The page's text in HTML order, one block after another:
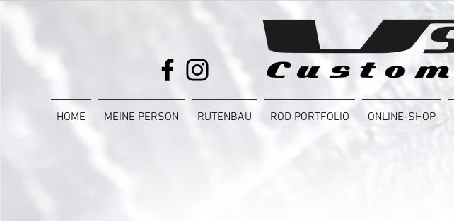
HOME MEINE PERSON RUTENBAU ROD PORTFOLIO ONLINE-SHOP